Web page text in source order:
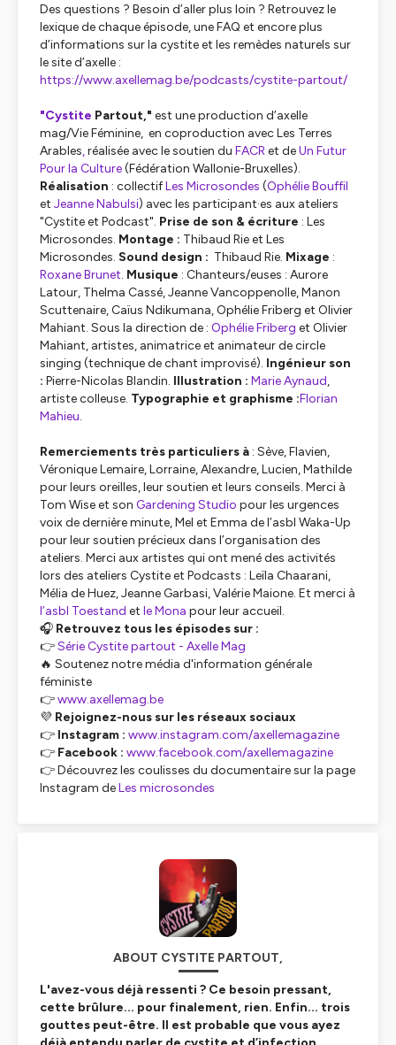
Des questions ? Besoin d’aller plus loin ? Retrouvez le
lexique de chaque épisode, une FAQ et encore plus
d’informations sur la cystite et les remèdes naturels sur
le site d’axelle :
https://www.axellemag.be/podcasts/cystite-partout/
"Cystite Partout," est une production d’axelle
mag/Vie Féminine, en coproduction avec Les Terres
Arables,réalisée avec le soutien du FACRet deUn Futur
Pour la Culture(Fédération Wallonie-Bruxelles).
Réalisation : collectifLes Microsondes (Ophélie Bouffil
et Jeanne Nabulsi) avec les participant·es aux ateliers
"Cystite et Podcast". Prise de son & écriture : Les
Microsondes. Montage : Thibaud Rie et Les
Microsondes. Sound design : Thibaud Rie. Mixage :
Roxane Brunet. Musique : Chanteurs/euses : Aurore
Latour, Thelma Cassé, Jeanne Vancoppenolle, Manon
Scuttenaire, Caïus Ndikumana, Ophélie Friberg et Olivier
Mahiant. Sous la direction de : Ophélie Friberg et Olivier
Mahiant, artistes, animatrice et animateur de circle
singing (technique de chant improvisé). Ingénieur son
: Pierre-Nicolas Blandin. Illustration : Marie Aynaud,
artiste colleuse. Typographie et graphisme :Florian
Mahieu.
Remerciements très particuliers à : Sève, Flavien,
Véronique Lemaire, Lorraine, Alexandre, Lucien, Mathilde
pour leurs oreilles, leur soutien et leurs conseils. Merci à
Tom Wise et son Gardening Studio pour les urgences
voix de dernière minute, Mel et Emma de l’asbl Waka-Up
pour leur soutien précieux dans l’organisation des
ateliers. Merci aux artistes qui ont mené des activités
lors des ateliers Cystite et Podcasts : Leïla Chaarani,
Mélia de Huez, Jeanne Garbasi, Valérie Maione. Et merci à
l’asbl Toestand et le Mona pour leur accueil.
🎧 Retrouvez tous les épisodes sur :
👉Série Cystite partout - Axelle Mag
🔥 Soutenez notre média d'information générale
féministe
👉www.axellemag.be
💜 Rejoignez-nous sur les réseaux sociaux
👉 Instagram : www.instagram.com/axellemagazine
👉 Facebook : www.facebook.com/axellemagazine
👉 Découvrez les coulisses du documentaire sur la page
Instagram deLes microsondes
ABOUT CYSTITE PARTOUT,
L'avez-vous déjà ressenti ? Ce besoin pressant,
cette brûlure... pour finalement, rien. Enfin... trois
gouttes peut-être. Il est probable que vous ayez